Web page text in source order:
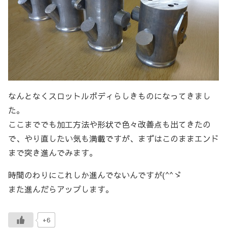
なんとなくスロットルボディらしきものになってきまし
た。
ここまででも加工方法や形状で色々改善点も出てきたの
で、やり直したい気も満載ですが、まずはこのままエンド
まで突き進んでみます。
時間のわりにこれしか進んでないんですが(^^ゞ
また進んだらアップします。
+6